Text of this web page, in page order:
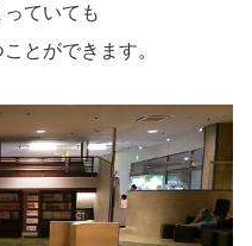
っていても
とができます。